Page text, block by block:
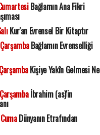
Bağlamın Ana Fikri
Kur'an Evrensel Bir Kitaptır
Bağlamın Evrenselliği
Kişiye Yakîn Gelmesi Ne
İbrahim (as)'in
Dünyanın Etrafından